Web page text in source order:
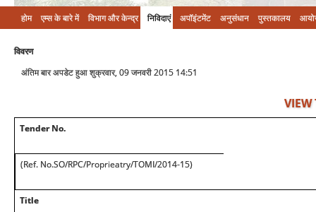
होम एम्‍स के बारे में विभाग और केन्‍द्र निविदाएं अपॉइंटमेंट अनुसंधान पुस्तकालय
विवरण
अंतिम बार अपडेट हुआ शुक्रवार, 09 जनवरी 2015 14:51
VIEW
Tender No.
(Ref. No.SO/RPC/Proprieatry/TOMI/2014-15)
Title